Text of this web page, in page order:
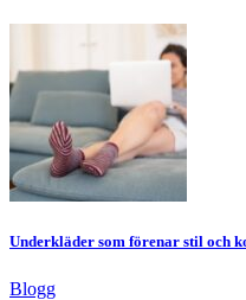
Underkläder som förenar stil och
Blogg